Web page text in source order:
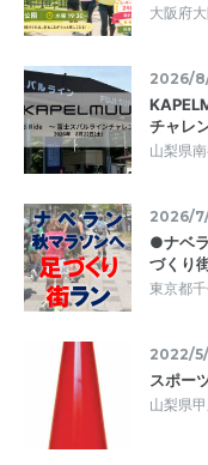
大阪府
2026/
チャレ
山梨県
2026/
●ナベ
づくり
東京都
2022/
スポー
山梨県